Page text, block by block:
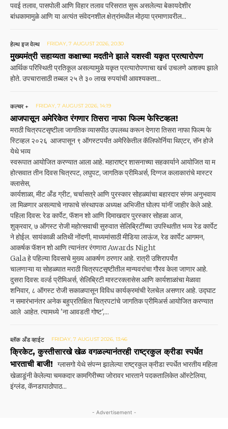
पवई तलाव, पासपोली आणि विहार तलाव परिसरात सुरू असलेल्या बेकायदेशीर
बांधकामामुळे आणि या अत्यंत संवेदनशील क्षेत्रांमधील मोठ्या प्रमाणावरील...
हेल्थ इज वेल्थ FRIDAY, 7 AUGUST 2026, 20:30
मुख्यमंत्री सहाय्यता कक्षाच्या मदतीने झाले यशस्वी यकृत प्रत्यारोपण
आर्थिक परिस्थिती प्रतिकूल असल्यामुळे यकृत प्रत्यारोपणाचा खर्च उचलणे अशक्य झाले
होते. उपचारासाठी तब्बल २५ ते ३० लाख रुपयांची आवश्यकता...
कल्चर + FRIDAY, 7 AUGUST 2026, 14:19
आजपासून अमेरिकेत रंगणार तिसरा नाफा फिल्म फेस्टिव्हल!
मराठी चित्रपटसृष्टीला जागतिक व्यासपीठ उपलब्ध करून देणारा तिसरा नाफा फिल्म फे
स्टिव्हल २०२६ आजपासून ९ ऑगस्टपर्यंत अमेरिकेतील कॅलिफोर्निया थिएटर, सॅन होजे
येथे भव्य
स्वरूपात आयोजित करण्यात आला आहे. महाराष्ट्र शासनाच्या सहकार्याने आयोजित या म
होत्सवात तीन दिवस चित्रपट, लघुपट, जागतिक प्रीमिअर्स, दिग्गज कलाकारांचे मास्टर
क्लासेस,
कार्यशाळा, मीट अँड ग्रीट, चर्चासत्रे आणि पुरस्कार सोहळ्यांचा बहारदार संगम अनुभवाय
ला मिळणार असल्याचे नाफाचे संस्थापक अध्यक्ष अभिजीत घोलप यांनीं जाहीर केले आहे.
पहिला दिवस: रेड कार्पेट, फॅशन शो आणि दिमाखदार पुरस्कार सोहळा आज,
शुक्रवार, ७ ऑगस्ट रोजी महोत्सवाची सुरुवात सेलिब्रिटींच्या उपस्थितीत भव्य रेड कार्पेट
ने होईल. सायंकाळी अतिथी नोंदणी, माध्यमांसाठी मीडिया लाऊंज, रेड कार्पेट आगमन,
आकर्षक फॅशन शो आणि त्यानंतर रंगणारा Awards Night
Gala हे पहिल्या दिवसाचे मुख्य आकर्षण ठरणार आहे. रात्री उशिरापर्यंत
चालणाऱ्या या सोहळ्यात मराठी चित्रपटसृष्टीतील मान्यवरांचा गौरव केला जाणार आहे.
दुसरा दिवस: वर्ल्ड प्रीमिअर्स, सेलिब्रिटी मास्टरक्लासेस आणि कार्यशाळांचा मेळावा
शनिवार, ८ ऑगस्ट रोजी सकाळपासून विविध कार्यक्रमांची रेलचेल असणार आहे. उद्घाट
न समारंभानंतर अनेक बहुप्रतिक्षित चित्रपटांचे जागतिक प्रीमिअर्स आयोजित करण्यात
आले आहेत. त्यामध्ये 'ना आवडती गोष्ट',...
ब्लॅक अँड व्हाईट FRIDAY, 7 AUGUST 2026, 13:46
क्रिकेट, कुस्तीसारखे खेळ वगळल्यानंतरही राष्ट्रकुल क्रीडा स्पर्धेत
भारताची बाजी! ग्लासगो येथे संपन्न झालेल्या राष्ट्रकुल क्रीडा स्पर्धेत भारतीय महिला
खेळाडूंनी केलेल्या चमकदार कामगिरी‌च्या जोरावर भारताने पदकतालिकेत ऑस्टेलिया,
इंग्लंड, कॅनडापाठोपाठ...
- Advertisement -